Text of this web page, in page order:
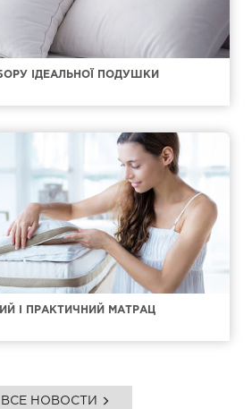
ІДЕАЛЬНОЇ ПОДУШКИ
І ПРАКТИЧНИЙ МАТРАЦ
ВСЕ НОВОСТИ